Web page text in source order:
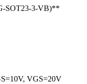
SOT23-3-VB)**
VGS=20V